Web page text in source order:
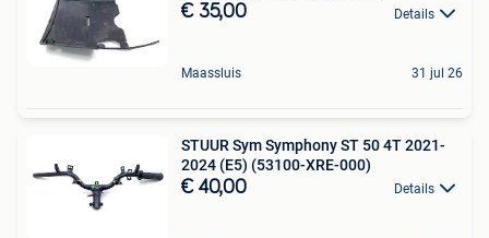
€ 35,00 Details
Maassluis 31 jul 26
STUUR Sym Symphony ST 50 4T 2021-
2024 (E5) (53100-XRE-000)
€ 40,00 Details